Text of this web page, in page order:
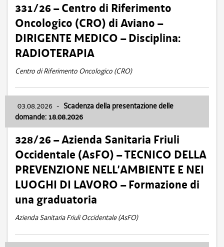
331/26 – Centro di Riferimento
Oncologico (CRO) di Aviano –
DIRIGENTE MEDICO – Disciplina:
RADIOTERAPIA
Centro di Riferimento Oncologico (CRO)
03.08.2026 - Scadenza della presentazione delle
domande: 18.08.2026
328/26 – Azienda Sanitaria Friuli
Occidentale (AsFO) – TECNICO DELLA
PREVENZIONE NELL’AMBIENTE E NEI
LUOGHI DI LAVORO – Formazione di
una graduatoria
Azienda Sanitaria Friuli Occidentale (AsFO)